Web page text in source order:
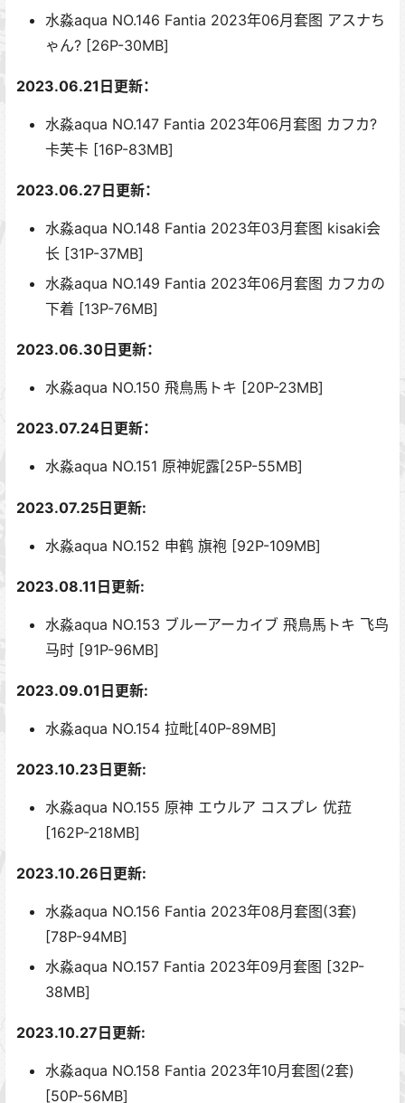
水淼aqua NO.146 Fantia 2023年06月套图 アスナち
ゃん? [26P-30MB]
2023.06.21日更新：
水淼aqua NO.147 Fantia 2023年06月套图 カフカ?️
卡芙卡 [16P-83MB]
2023.06.27日更新：
水淼aqua NO.148 Fantia 2023年03月套图 kisaki会
长 [31P-37MB]
水淼aqua NO.149 Fantia 2023年06月套图 カフカの
下着 [13P-76MB]
2023.06.30日更新：
水淼aqua NO.150 飛鳥馬トキ [20P-23MB]
2023.07.24日更新：
水淼aqua NO.151 原神妮露[25P-55MB]
2023.07.25日更新:
水淼aqua NO.152 申鹤 旗袍 [92P-109MB]
2023.08.11日更新:
水淼aqua NO.153 ブルーアーカイブ 飛鳥馬トキ 飞鸟
马时 [91P-96MB]
2023.09.01日更新:
水淼aqua NO.154 拉毗[40P-89MB]
2023.10.23日更新:
水淼aqua NO.155 原神 エウルア コスプレ 优菈
[162P-218MB]
2023.10.26日更新:
水淼aqua NO.156 Fantia 2023年08月套图(3套)
[78P-94MB]
水淼aqua NO.157 Fantia 2023年09月套图 [32P-
38MB]
2023.10.27日更新:
水淼aqua NO.158 Fantia 2023年10月套图(2套)
[50P-56MB]